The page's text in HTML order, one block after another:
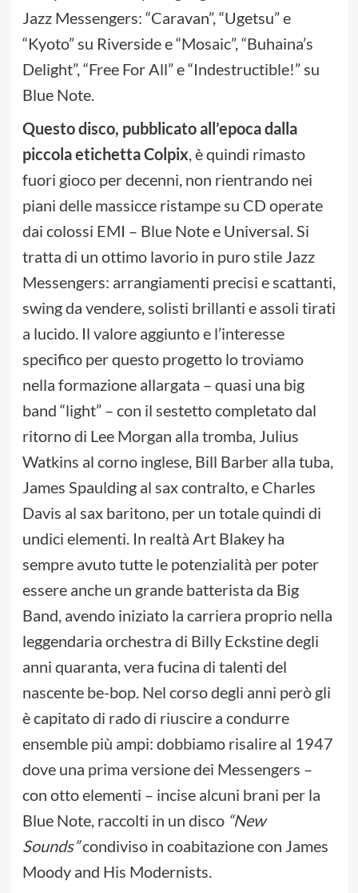
Jazz Messengers: “Caravan”, “Ugetsu” e
“Kyoto” su Riverside e “Mosaic”, “Buhaina’s
Delight”, “Free For All” e “Indestructible!” su
Blue Note.
Questo disco, pubblicato all’epoca dalla
piccola etichetta Colpix, è quindi rimasto
fuori gioco per decenni, non rientrando nei
piani delle massicce ristampe su CD operate
dai colossi EMI – Blue Note e Universal. Si
tratta di un ottimo lavorio in puro stile Jazz
Messengers: arrangiamenti precisi e scattanti,
swing da vendere, solisti brillanti e assoli tirati
a lucido. Il valore aggiunto e l’interesse
specifico per questo progetto lo troviamo
nella formazione allargata – quasi una big
band “light” – con il sestetto completato dal
ritorno di Lee Morgan alla tromba, Julius
Watkins al corno inglese, Bill Barber alla tuba,
James Spaulding al sax contralto, e Charles
Davis al sax baritono, per un totale quindi di
undici elementi. In realtà Art Blakey ha
sempre avuto tutte le potenzialità per poter
essere anche un grande batterista da Big
Band, avendo iniziato la carriera proprio nella
leggendaria orchestra di Billy Eckstine degli
anni quaranta, vera fucina di talenti del
nascente be-bop. Nel corso degli anni però gli
è capitato di rado di riuscire a condurre
ensemble più ampi: dobbiamo risalire al 1947
dove una prima versione dei Messengers –
con otto elementi – incise alcuni brani per la
Blue Note, raccolti in un disco “New
Sounds”condiviso in coabitazione con James
Moody and His Modernists.